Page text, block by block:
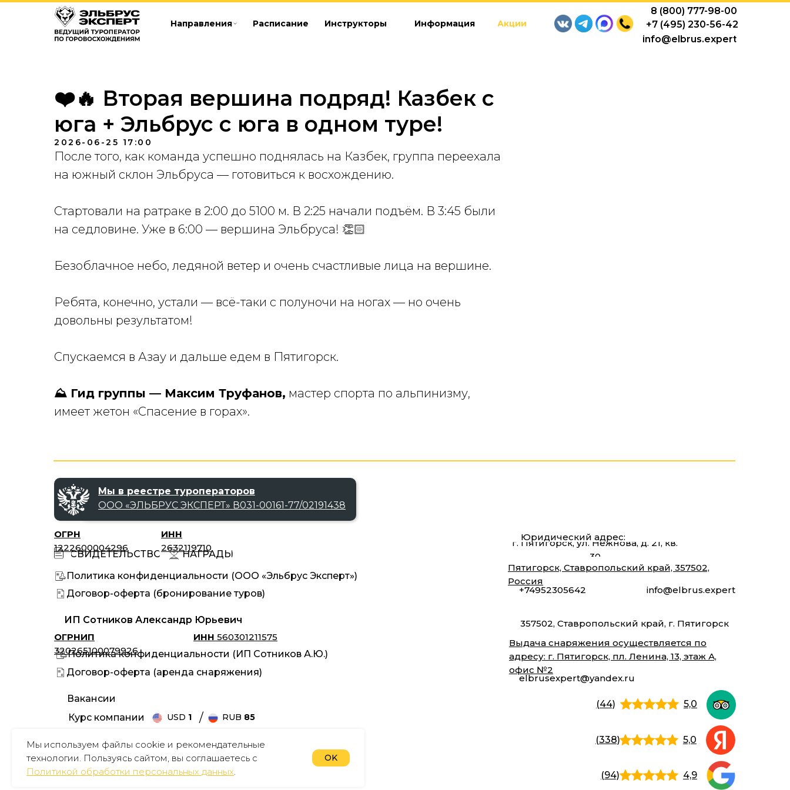
info@elbrus.expert
+7 (495) 230-56-42
8 (800) 777-98-00
Акции
Информация
Инструкторы
Расписание
Направления
❤️🔥 Вторая вершина подряд! Казбек с
юга + Эльбрус с юга в одном туре!
2026-06-25 17:00
После того, как команда успешно поднялась на Казбек, группа переехала
на южный склон Эльбруса — готовиться к восхождению.
Стартовали на ратраке в 2:00 до 5100 м. В 2:25 начали подъём. В 3:45 были
на седловине. Уже в 6:00 — вершина Эльбруса! 👏🏻
Безоблачное небо, ледяной ветер и очень счастливые лица на вершине.
Ребята, конечно, устали — всё-таки с полуночи на ногах — но очень
довольны результатом!
Спускаемся в Азау и дальше едем в Пятигорск.
⛰ Гид группы — Максим Труфанов, мастер спорта по альпинизму,
имеет жетон «Спасение в горах».
Политика конфиденциальности (ООО «Эльбрус Эксперт»)
Политика конфиденциальности (ИП Сотников А.Ю.)
СВИДЕТЕЛЬСТВО
ОГРНИП
320265100079926
ИНН 560301211575
ОГРН
1222600004296
ИНН
2632119710
НАГРАДЫ
Вакансии
ИП Сотников Александр Юрьевич
Договор-оферта (аренда снаряжения)
Договор-оферта (бронирование туров)
Выдача снаряжения осуществляется по
адресу: г. Пятигорск, пл. Ленина, 13, этаж А,
офис №2
elbrusexpert@yandex.ru
Пятигорск, Ставропольский край, 357502,
Россия
info@elbrus.expert
357502, Ставропольский край, г. Пятигорск
Юридический адрес:
г. Пятигорск, ул. Нежнова, д. 21, кв.
30
+74952305642
5,0
Наши партнеры:
(44)
5,0
(338)
4,9
(94)
Мы в реестре туроператоров
ООО «‎ЭЛЬБРУС ЭКСПЕРТ»‎ В031-00161-77/02191438
Курс компании RUB 85
USD 1 /
Мы используем файлы cookie и рекомендательные
технологии. Пользуясь сайтом, вы соглашаетесь с
Политикой обработки персональных данных.
OK